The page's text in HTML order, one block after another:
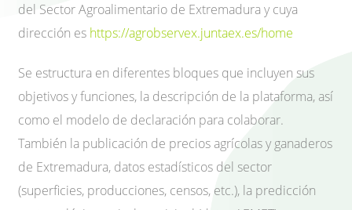
del Sector Agroalimentario de Extremadura y cuya
dirección es https://agrobservex.juntaex.es/home
Se estructura en diferentes bloques que incluyen sus
objetivos y funciones, la descripción de la plataforma, así
como el modelo de declaración para colaborar.
También la publicación de precios agrícolas y ganaderos
de Extremadura, datos estadísticos del sector
(superficies, producciones, censos, etc.), la predicción